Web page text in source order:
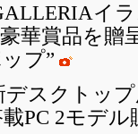
イ
華賞品を
プ”
デスクトッ
PC 2モデル